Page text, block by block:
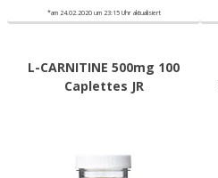
*am 24.02.2020 um 23:15 Uhr aktualisiert
L-CARNITINE 500mg 100
Caplettes JR